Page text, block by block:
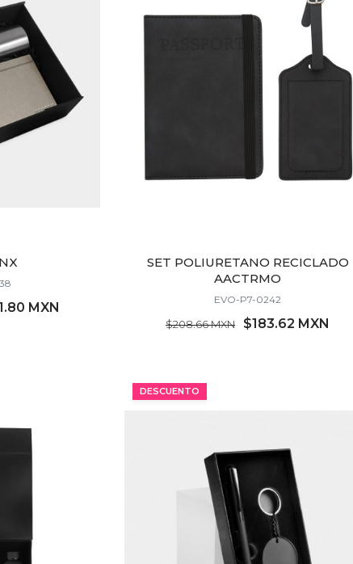
MXN
SET POLIURETANO RECICLADO
AACTRMO
EVO-P7-0242
$208.66 MXN $183.62 MXN
DESCUENTO